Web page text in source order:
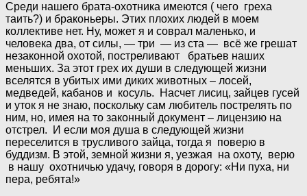
Среди нашего брата-охотника имеются ( чего греха
таить?) и браконьеры. Этих плохих людей в моем
коллективе нет. Ну, может я и соврал маленько, и
человека два, от силы, — три — из ста — всё же грешат
незаконной охотой, постреливают братьев наших
меньших. За этот грех их души в следующей жизни
вселятся в убитых ими диких животных – лосей,
медведей, кабанов и косуль. Насчет лисиц, зайцев гусей
и уток я не знаю, поскольку сам любитель пострелять по
ним, но, имея на то законный документ – лицензию на
отстрел. И если моя душа в следующей жизни
переселится в трусливого зайца, тогда я поверю в
буддизм. В этой, земной жизни я, уезжая на охоту, верю
в нашу охотничью удачу, говоря в дорогу: «Ни пуха, ни
пера, ребята!»